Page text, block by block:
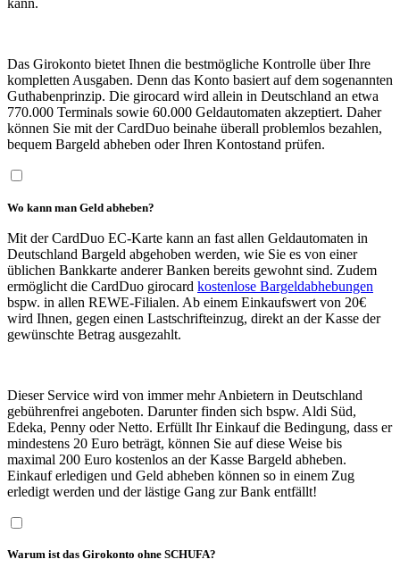
kann.
Das Girokonto bietet Ihnen die bestmögliche Kontrolle über Ihre
kompletten Ausgaben. Denn das Konto basiert auf dem sogenannten
Guthabenprinzip. Die girocard wird allein in Deutschland an etwa
770.000 Terminals sowie 60.000 Geldautomaten akzeptiert. Daher
können Sie mit der CardDuo beinahe überall problemlos bezahlen,
bequem Bargeld abheben oder Ihren Kontostand prüfen.
Wo kann man Geld abheben?
Mit der CardDuo EC-Karte kann an fast allen Geldautomaten in
Deutschland Bargeld abgehoben werden, wie Sie es von einer
üblichen Bankkarte anderer Banken bereits gewohnt sind. Zudem
ermöglicht die CardDuo girocard kostenlose Bargeldabhebungen
bspw. in allen REWE-Filialen. Ab einem Einkaufswert von 20€
wird Ihnen, gegen einen Lastschrifteinzug, direkt an der Kasse der
gewünschte Betrag ausgezahlt.
Dieser Service wird von immer mehr Anbietern in Deutschland
gebührenfrei angeboten. Darunter finden sich bspw. Aldi Süd,
Edeka, Penny oder Netto. Erfüllt Ihr Einkauf die Bedingung, dass er
mindestens 20 Euro beträgt, können Sie auf diese Weise bis
maximal 200 Euro kostenlos an der Kasse Bargeld abheben.
Einkauf erledigen und Geld abheben können so in einem Zug
erledigt werden und der lästige Gang zur Bank entfällt!
Warum ist das Girokonto ohne SCHUFA?